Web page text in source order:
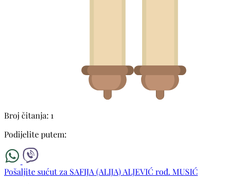
Broj čitanja: 1
Podijelite putem:
Pošaljite sućut za SAFIJA (ALIJA) ALJEVIĆ rođ. MUSIĆ